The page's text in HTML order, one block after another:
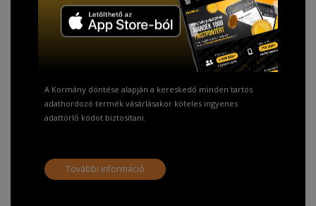
TISZTELT VÁSÁRLÓNK!
Fizetésnél kérje az ingyenes adattörlő kódot
adatainak biztonsága érdekében!
A Kormány döntése alapján a kereskedő minden tartós
adathordozó termék vásárlásakor köteles ingyenes
adattörlő kódot biztosítani.
További információ